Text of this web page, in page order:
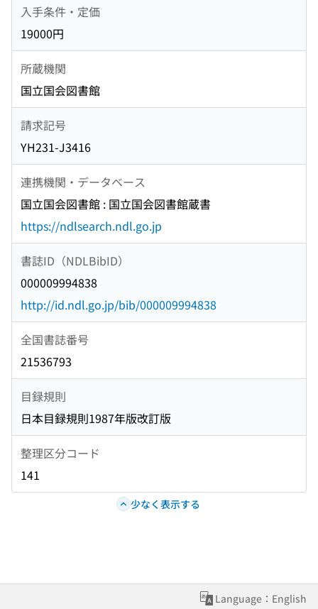
入手条件・定価
19000円
所蔵機関
国立国会図書館
請求記号
YH231-J3416
連携機関・データベース
国立国会図書館 : 国立国会図書館蔵書
https://ndlsearch.ndl.go.jp
書誌ID（NDLBibID）
000009994838
http://id.ndl.go.jp/bib/000009994838
全国書誌番号
21536793
目録規則
日本目録規則1987年版改訂版
整理区分コード
141
少なく表示する
Language：English